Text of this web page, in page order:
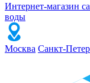
Интернет-магазин
воды
Москва Санкт-